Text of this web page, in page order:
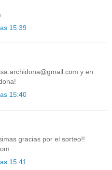
15:39
y en
15:40
gracias por el sorteo!!
15:41